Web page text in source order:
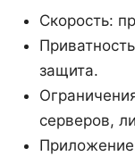
Скорость:
защита.
серверов,